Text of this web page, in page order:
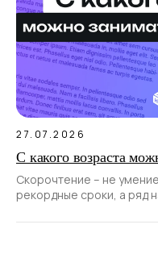
27.07.2026
С какого возраста
Скорочтение – не
рекордные сроки, а ряд
информацию и выделять